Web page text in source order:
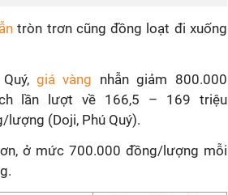
tròn trơn cũng đồng loạt đi xuống
giá vàng nhẫn giảm 800.000
lần lượt về 166,5 – 169 triệu
(Doji, Phú Quý).
ở mức 700.000 đồng/lượng mỗi